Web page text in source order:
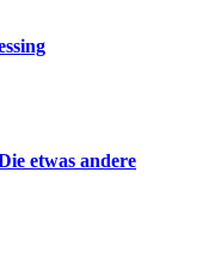
etwas andere